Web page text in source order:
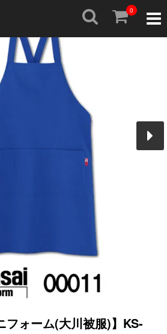
0
フォーム(大川被服)】KS-